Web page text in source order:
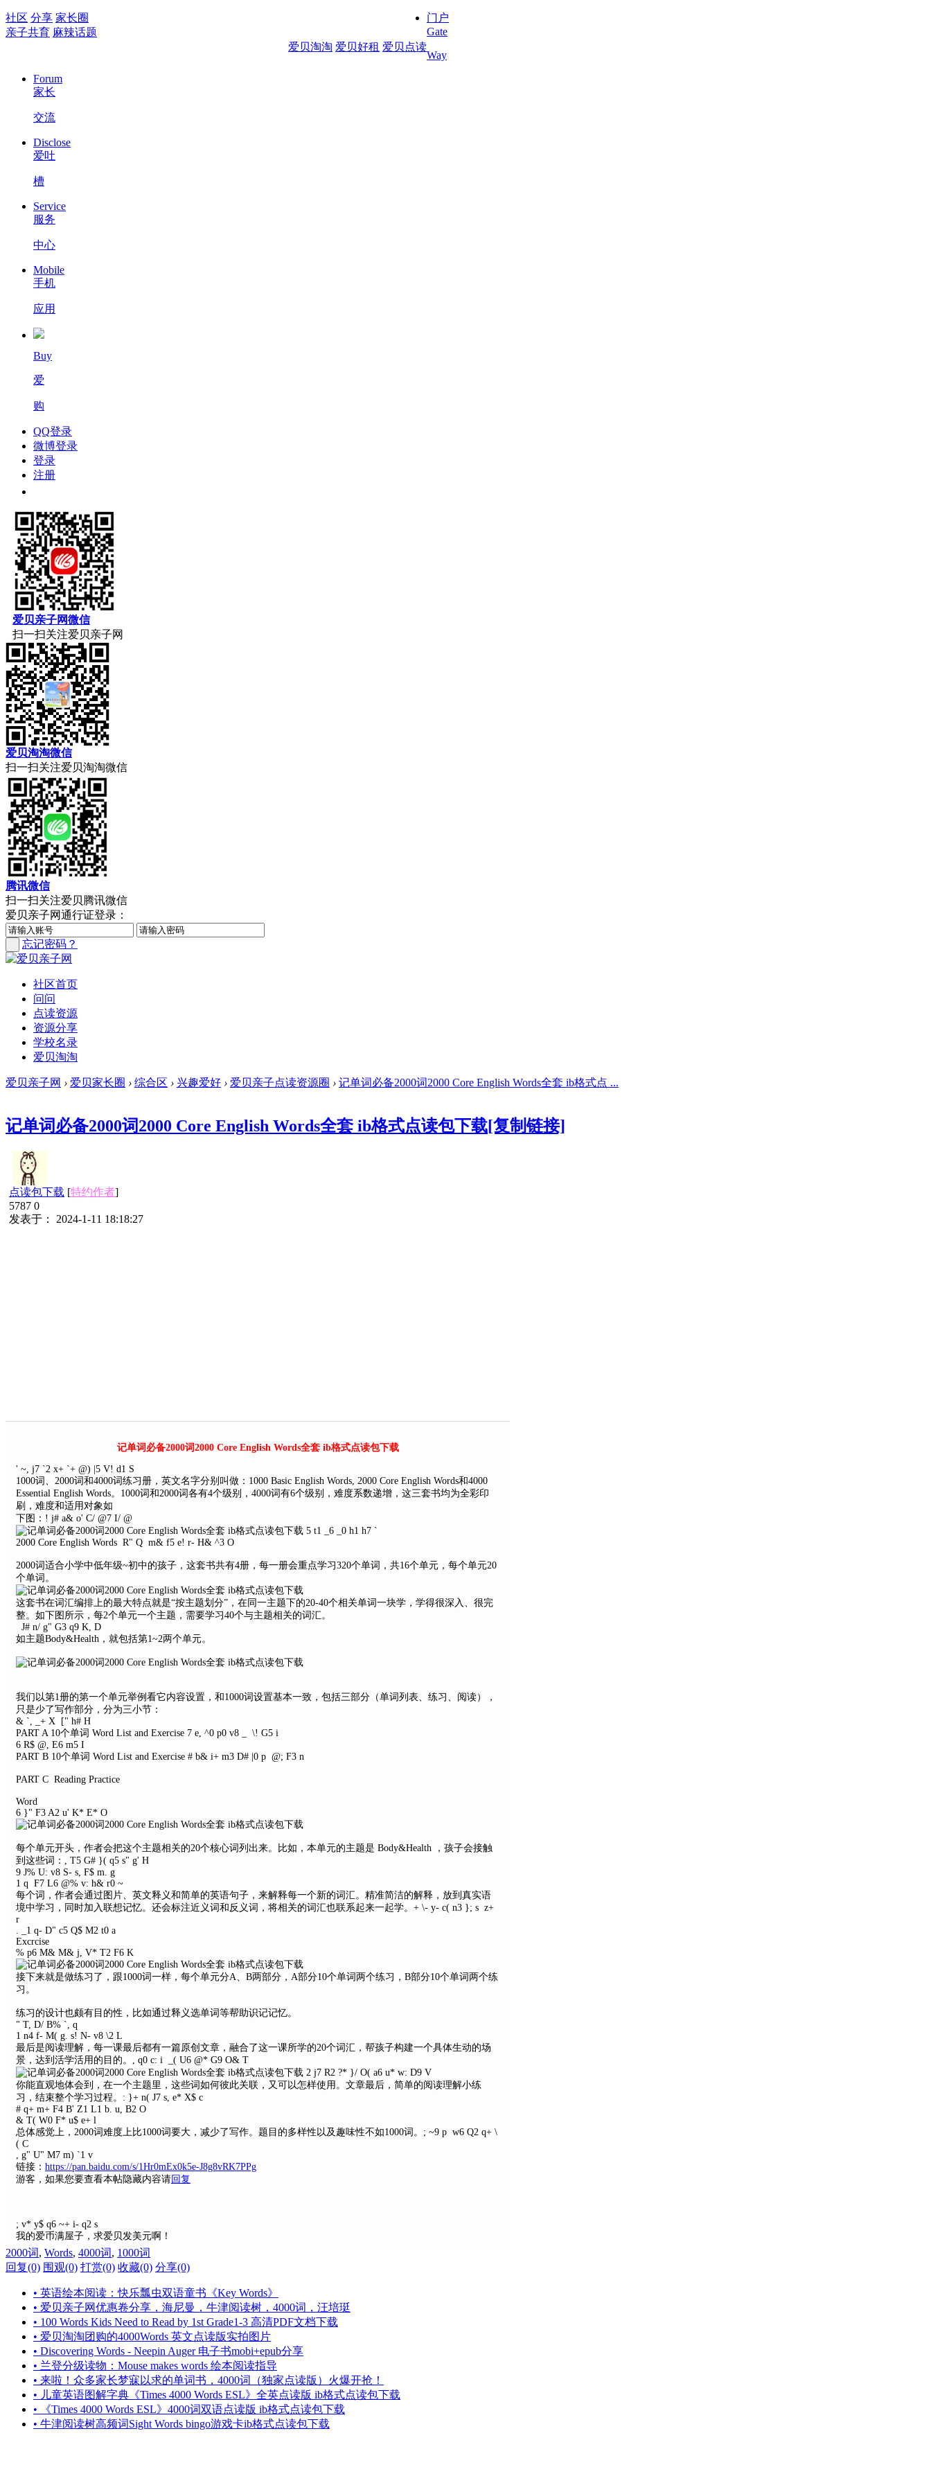
社区 分享 家长圈
亲子共育 麻辣话题
爱贝淘淘 爱贝好租 爱贝点读
门户
Gate
Way
Forum
家长
交流
Disclose
爱吐
槽
Service
服务
中心
Mobile
手机
应用
Buy
爱
购
QQ登录
微博登录
登录
注册
爱贝亲子网微信
扫一扫关注爱贝亲子网
爱贝淘淘微信
扫一扫关注爱贝淘淘微信
腾讯微信
扫一扫关注爱贝腾讯微信
爱贝亲子网通行证登录：
忘记密码？
社区首页
问问
点读资源
资源分享
学校名录
爱贝淘淘
爱贝亲子网 › 爱贝家长圈 › 综合区 › 兴趣爱好 › 爱贝亲子点读资源圈 › 记单词必备2000词2000 Core English Words全套 ib格式点 ...
记单词必备2000词2000 Core English Words全套 ib格式点读包下载[复制链接]
点读包下载 [特约作者]
5787 0
发表于： 2024-1-11 18:18:27
记单词必备2000词2000 Core English Words全套 ib格式点读包下载
' ~, j7 `2 x+ `+ @) |5 V! d1 S
1000词、2000词和4000词练习册，英文名字分别叫做：1000 Basic English Words, 2000 Core English Words和4000
Essential English Words。1000词和2000词各有4个级别，4000词有6个级别，难度系数递增，这三套书均为全彩印
刷，难度和适用对象如
下图： ! j# a& o' C/ @7 I/ @
5 t1 _6 _0 h1 h7 `
2000 Core English Words R" Q m& f5 e! r- H& ^3 O
2000词适合小学中低年级~初中的孩子，这套书共有4册，每一册会重点学习320个单词，共16个单元，每个单元20
个单词。
这套书在词汇编排上的最大特点就是“按主题划分”，在同一主题下的20-40个相关单词一块学，学得很深入、很完
整。如下图所示，每2个单元一个主题，需要学习40个与主题相关的词汇。
J# n/ g" G3 q9 K, D
如主题Body&Health，就包括第1~2两个单元。
我们以第1册的第一个单元举例看它内容设置，和1000词设置基本一致，包括三部分（单词列表、练习、阅读），
只是少了写作部分，分为三小节：
& `, _+ X [" h# H
PART A 10个单词 Word List and Exercise 7 e, ^0 p0 v8 _ \! G5 i
6 R$ @, E6 m5 I
PART B 10个单词 Word List and Exercise # b& i+ m3 D# |0 p @; F3 n
PART C Reading Practice
Word
6 }" F3 A2 u' K* E* O
每个单元开头，作者会把这个主题相关的20个核心词列出来。比如，本单元的主题是 Body&Health ，孩子会接触
到这些词：
, T5 G# }( q5 s" g' H
9 J% U: v8 S- s, F$ m. g
1 q F7 L6 @% v: h& r0 ~
每个词，作者会通过图片、英文释义和简单的英语句子，来解释每一个新的词汇。精准简洁的解释，放到真实语
境中学习，同时加入联想记忆。还会标注近义词和反义词，将相关的词汇也联系起来一起学。 + \- y- c( n3 }; s z+
r
. _1 q- D" c5 Q$ M2 t0 a
Excrcise
% p6 M& M& j, V* T2 F6 K
接下来就是做练习了，跟1000词一样，每个单元分A、B两部分，A部分10个单词两个练习，B部分10个单词两个练
习。
练习的设计也颇有目的性，比如通过释义选单词等帮助识记记忆。
" T, D/ B% `, q
1 n4 f- M( g. s! N- v8 \2 L
最后是阅读理解，每一课最后都有一篇原创文章，融合了这一课所学的20个词汇，帮孩子构建一个具体生动的场
景，达到活学活用的目的。
, q0 c: i _( U6 @* G9 O& T
2 j7 R2 ?* }/ O( a6 u* w: D9 V
你能直观地体会到，在一个主题里，这些词如何彼此关联，又可以怎样使用。文章最后，简单的阅读理解小练
习，结束整个学习过程。 : }+ n( J7 s, e* X$ c
# q+ m+ F4 B' Z1 L1 b. u, B2 O
& T( W0 F* u$ e+ l
总体感觉上，2000词难度上比1000词要大，减少了写作。题目的多样性以及趣味性不如1000词。 ; ~9 p w6 Q2 q+ \
( C
, g" U" M7 m) `1 v
链接： https://pan.baidu.com/s/1Hr0mEx0k5e-J8g8vRK7PPg
游客，如果您要查看本帖隐藏内容请 回复
; v* y$ q6 ~+ i- q2 s
我的爱币满屋子，求爱贝发美元啊！
2000词, Words, 4000词, 1000词
回复(0) 围观(0) 打赏(0) 收藏(0) 分享(0)
• 英语绘本阅读：快乐瓢虫双语童书《Key Words》
• 爱贝亲子网优惠卷分享，海尼曼，牛津阅读树，4000词，汪培珽
• 100 Words Kids Need to Read by 1st Grade1-3 高清PDF文档下载
• 爱贝淘淘团购的4000Words 英文点读版实拍图片
• Discovering Words - Neepin Auger 电子书mobi+epub分享
• 兰登分级读物：Mouse makes words 绘本阅读指导
• 来啦！众多家长梦寐以求的单词书，4000词（独家点读版）火爆开抢！
• 儿童英语图解字典《Times 4000 Words ESL》全英点读版 ib格式点读包下载
• 《Times 4000 Words ESL》4000词双语点读版 ib格式点读包下载
• 牛津阅读树高频词Sight Words bingo游戏卡ib格式点读包下载